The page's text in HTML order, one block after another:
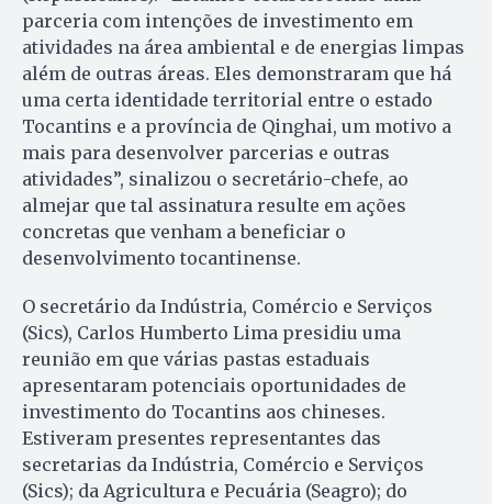
parceria com intenções de investimento em
atividades na área ambiental e de energias limpas
além de outras áreas. Eles demonstraram que há
uma certa identidade territorial entre o estado
Tocantins e a província de Qinghai, um motivo a
mais para desenvolver parcerias e outras
atividades”, sinalizou o secretário-chefe, ao
almejar que tal assinatura resulte em ações
concretas que venham a beneficiar o
desenvolvimento tocantinense.
O secretário da Indústria, Comércio e Serviços
(Sics), Carlos Humberto Lima presidiu uma
reunião em que várias pastas estaduais
apresentaram potenciais oportunidades de
investimento do Tocantins aos chineses.
Estiveram presentes representantes das
secretarias da Indústria, Comércio e Serviços
(Sics); da Agricultura e Pecuária (Seagro); do